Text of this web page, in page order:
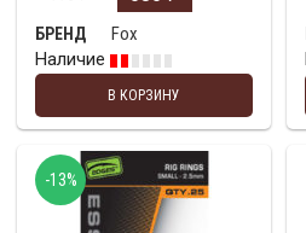
БРЕНД
Fox
Наличие
В КОРЗИНУ
-13%